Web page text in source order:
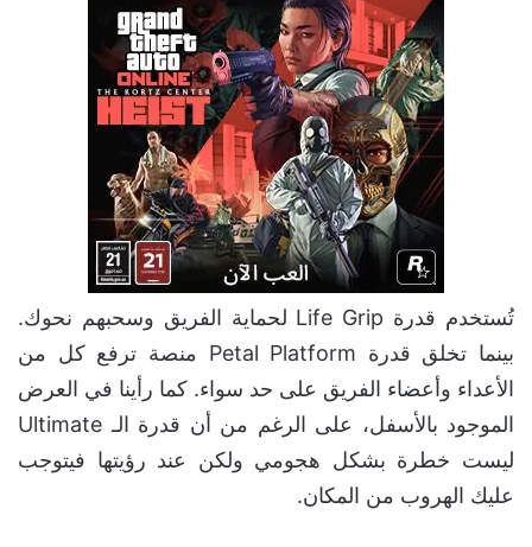
تُستخدم قدرة Life Grip لحماية الفريق وسحبهم نحوك.
بينما تخلق قدرة Petal Platform منصة ترفع كل من
الأعداء وأعضاء الفريق على حد سواء. كما رأينا في العرض
الموجود بالأسفل، على الرغم من أن قدرة الـ Ultimate
ليست خطرة بشكل هجومي ولكن عند رؤيتها فيتوجب
عليك الهروب من المكان.